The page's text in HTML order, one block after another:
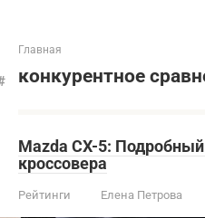
Главная
конкурентное
Mazda CX-5:
кроссовера
Рейтинги Елена Петрова